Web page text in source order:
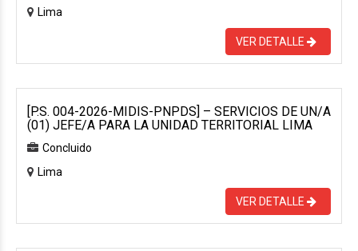
Lima
VER DETALLE
[P.S. 004-2026-MIDIS-PNPDS] – SERVICIOS DE UN/A
(01) JEFE/A PARA LA UNIDAD TERRITORIAL LIMA
Concluido
Lima
VER DETALLE